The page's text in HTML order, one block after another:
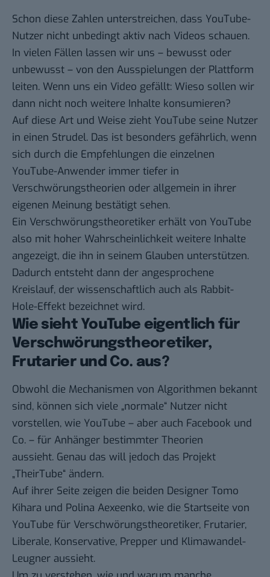
Schon diese Zahlen unterstreichen, dass YouTube-
Nutzer nicht unbedingt aktiv nach Videos schauen.
In vielen Fällen lassen wir uns – bewusst oder
unbewusst – von den Ausspielungen der Plattform
leiten. Wenn uns ein Video gefällt: Wieso sollen wir
dann nicht noch weitere Inhalte konsumieren?
Auf diese Art und Weise zieht YouTube seine Nutzer
in einen Strudel. Das ist besonders gefährlich, wenn
sich durch die Empfehlungen die einzelnen
YouTube-Anwender immer tiefer in
Verschwörungstheorien oder allgemein in ihrer
eigenen Meinung bestätigt sehen.
Ein Verschwörungstheoretiker erhält von YouTube
also mit hoher Wahrscheinlichkeit weitere Inhalte
angezeigt, die ihn in seinem Glauben unterstützen.
Dadurch entsteht dann der angesprochene
Kreislauf, der wissenschaftlich auch als Rabbit-
Hole-Effekt bezeichnet wird.
Wie sieht YouTube eigentlich für
Verschwörungstheoretiker,
Frutarier und Co. aus?
Obwohl die Mechanismen von Algorithmen bekannt
sind, können sich viele „normale“ Nutzer nicht
vorstellen, wie YouTube – aber auch Facebook und
Co. – für Anhänger bestimmter Theorien
aussieht. Genau das will jedoch das Projekt
„TheirTube“ ändern.
Auf ihrer Seite zeigen die beiden Designer Tomo
Kihara und Polina Aexeenko, wie die Startseite von
YouTube für Verschwörungstheoretiker, Frutarier,
Liberale, Konservative, Prepper und Klimawandel-
Leugner aussieht.